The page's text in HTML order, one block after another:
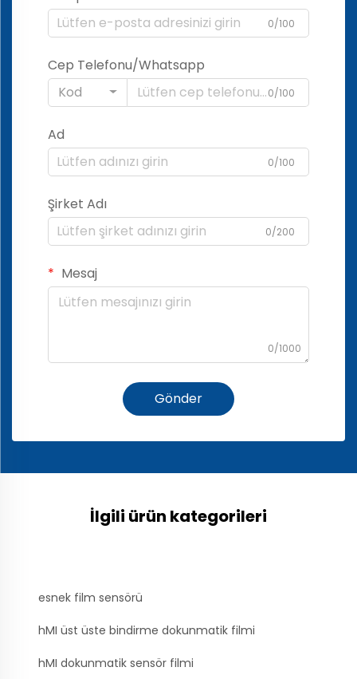
0/100
Cep Telefonu/Whatsapp
Kod
0/100
Ad
0/100
Şirket Adı
0/200
Mesaj
0/1000
Gönder
İlgili ürün kategorileri
esnek film sensörü
hMI üst üste bindirme dokunmatik filmi
hMI dokunmatik sensör filmi